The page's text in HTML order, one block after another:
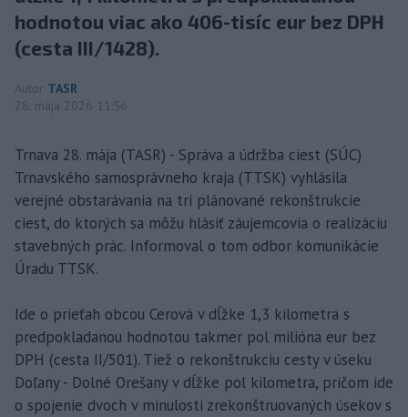
hodnotou viac ako 406-tisíc eur bez DPH
(cesta III/1428).
Autor TASR
28. mája 2026 11:56
Trnava 28. mája (TASR) - Správa a údržba ciest (SÚC)
Trnavského samosprávneho kraja (TTSK) vyhlásila
verejné obstarávania na tri plánované rekonštrukcie
ciest, do ktorých sa môžu hlásiť záujemcovia o realizáciu
stavebných prác. Informoval o tom odbor komunikácie
Úradu TTSK.
Ide o prieťah obcou Cerová v dĺžke 1,3 kilometra s
predpokladanou hodnotou takmer pol milióna eur bez
DPH (cesta II/501). Tiež o rekonštrukciu cesty v úseku
Doľany - Dolné Orešany v dĺžke pol kilometra, pričom ide
o spojenie dvoch v minulosti zrekonštruovaných úsekov s